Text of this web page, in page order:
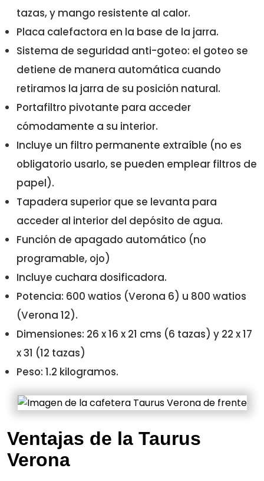
tazas, y mango resistente al calor.
Placa calefactora en la base de la jarra.
Sistema de seguridad anti-goteo: el goteo se
detiene de manera automática cuando
retiramos la jarra de su posición natural.
Portafiltro pivotante para acceder
cómodamente a su interior.
Incluye un filtro permanente extraíble (no es
obligatorio usarlo, se pueden emplear filtros de
papel).
Tapadera superior que se levanta para
acceder al interior del depósito de agua.
Función de apagado automático (no
programable, ojo)
Incluye cuchara dosificadora.
Potencia: 600 watios (Verona 6) u 800 watios
(Verona 12).
Dimensiones: 26 x 16 x 21 cms (6 tazas) y 22 x 17
x 31 (12 tazas)
Peso: 1.2 kilogramos.
Ventajas de la Taurus
Verona